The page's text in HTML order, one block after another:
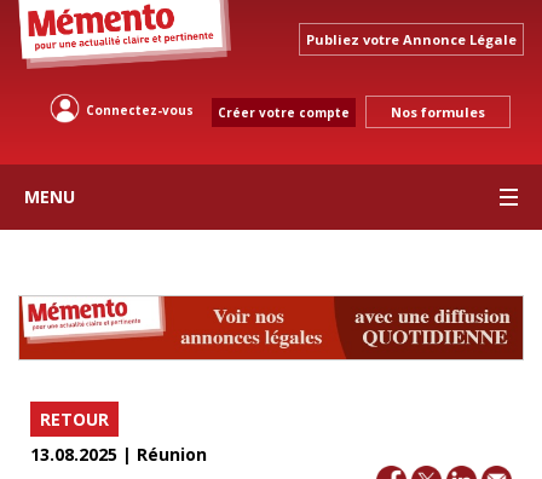
Publiez votre Annonce Légale
Connectez-vous Créer votre compte Nos formules
MENU
RETOUR
13.08.2025 | Réunion